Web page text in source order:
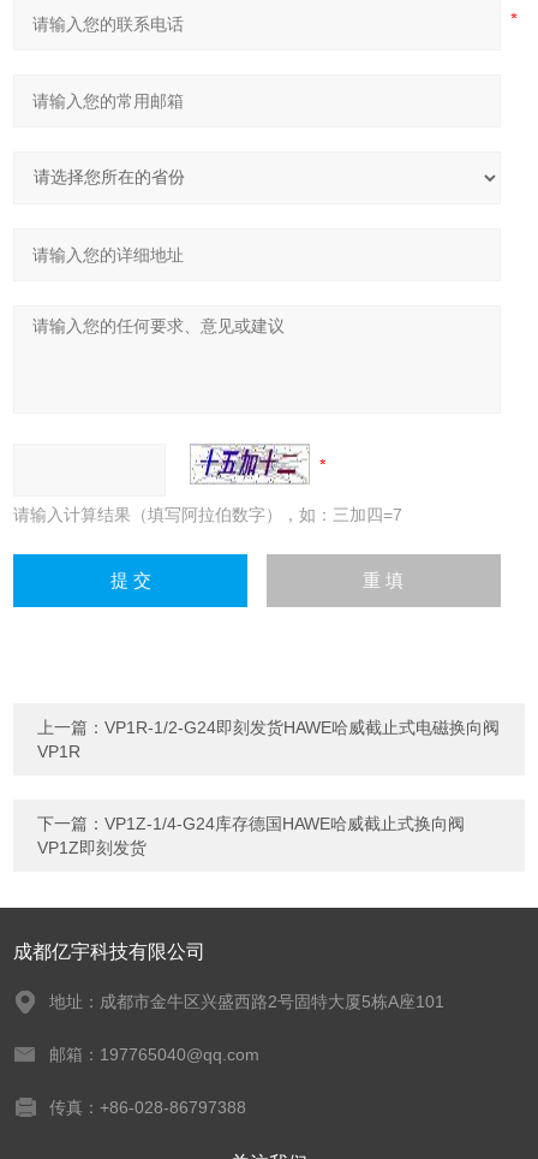
请输入计算结果（填写阿拉伯数字），如：三加四=7
上一篇：VP1R-1/2-G24即刻发货HAWE哈威截止式电磁换向阀
VP1R
下一篇：VP1Z-1/4-G24库存德国HAWE哈威截止式换向阀
VP1Z即刻发货
成都亿宇科技有限公司
地址：成都市金牛区兴盛西路2号固特大厦5栋A座101
邮箱：197765040@qq.com
传真：+86-028-86797388